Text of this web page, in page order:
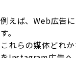
例えば、Web広告
す。
これらの媒体どれ